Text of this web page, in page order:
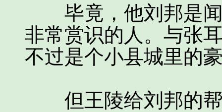
毕竟，他刘邦是闻
非常赏识的人。与张
不过是个小县城里的
但王陵给刘邦的帮